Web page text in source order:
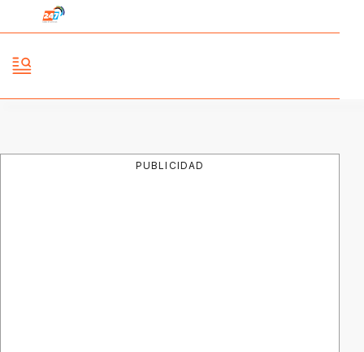
PUBLICIDAD